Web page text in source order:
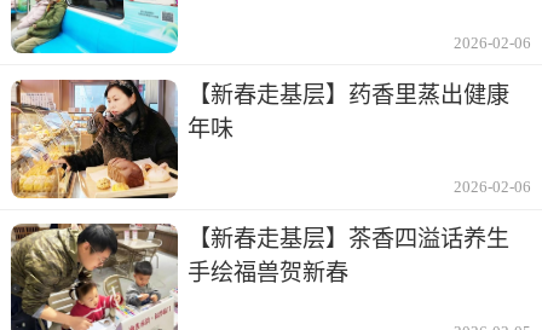
2026-02-06
【新春走基层】药香里蒸出健康
年味
2026-02-06
【新春走基层】茶香四溢话养生
手绘福兽贺新春